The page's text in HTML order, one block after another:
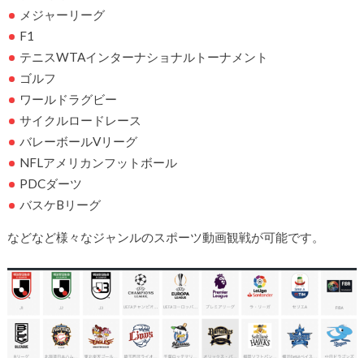
メジャーリーグ
F1
テニスWTAインターナショナルトーナメント
ゴルフ
ワールドラグビー
サイクルロードレース
バレーボールVリーグ
NFLアメリカンフットボール
PDCダーツ
バスケBリーグ
などなど様々なジャンルのスポーツ動画観戦が可能です。